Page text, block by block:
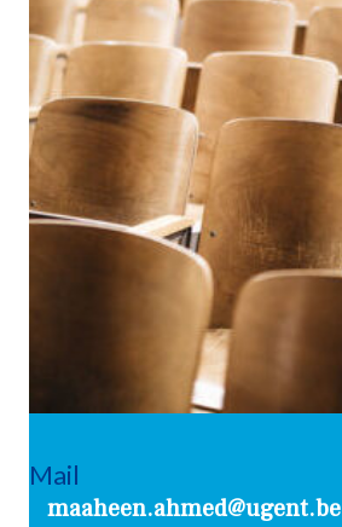
Mail
maaheen.ahmed@ugent.be